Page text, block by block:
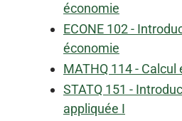
économie
ECONE 102 -
économie
MATHQ 114 -
STATQ 151 -
appliquée I